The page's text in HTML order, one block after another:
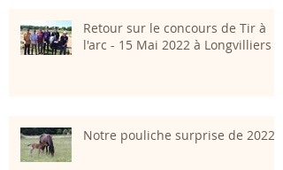
Retour sur le concours de Tir à
l'arc - 15 Mai 2022 à Longvilliers
Notre pouliche surprise de 2022